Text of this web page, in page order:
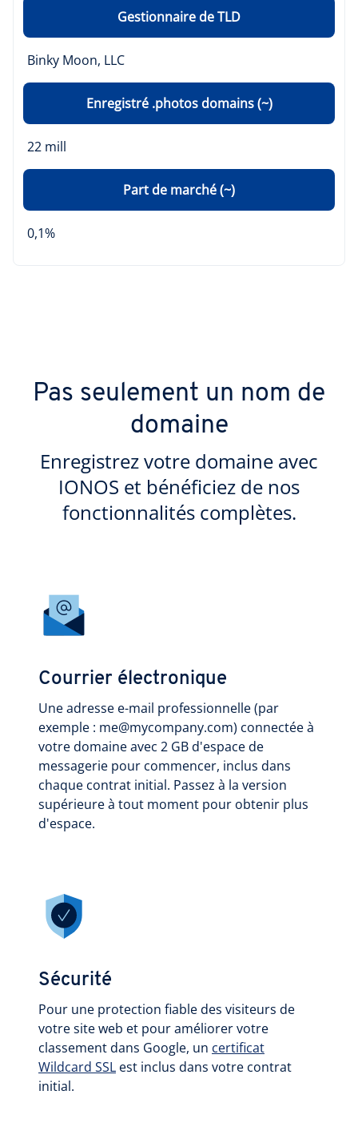
Gestionnaire de TLD
Binky Moon, LLC
Enregistré .photos domains (~)
22 mill
Part de marché (~)
0,1%
Pas seulement un nom de
domaine
Enregistrez votre domaine avec
IONOS et bénéficiez de nos
fonctionnalités complètes.
Courrier électronique
Une adresse e-mail professionnelle (par
exemple : me@mycompany.com) connectée à
votre domaine avec 2 GB d'espace de
messagerie pour commencer, inclus dans
chaque contrat initial. Passez à la version
supérieure à tout moment pour obtenir plus
d'espace.
Sécurité
Pour une protection fiable des visiteurs de
votre site web et pour améliorer votre
classement dans Google, un certificat
Wildcard SSL est inclus dans votre contrat
initial.